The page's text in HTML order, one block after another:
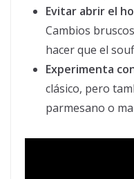
Evitar abrir el
Cambios
hacer que el
Experimenta
clásico, pero
parmesano o